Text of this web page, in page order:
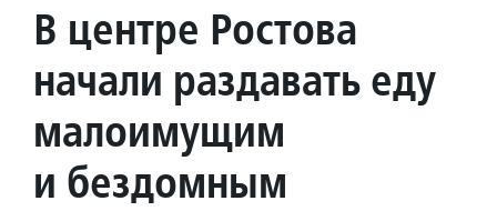
В центре Ростова
начали раздавать еду
малоимущим
и бездомным